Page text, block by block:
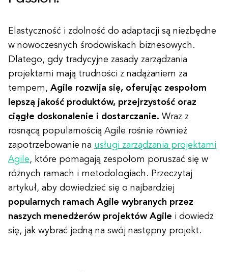
Elastyczność i zdolność do adaptacji są niezbędne
w nowoczesnych środowiskach biznesowych.
Dlatego, gdy tradycyjne zasady zarządzania
projektami mają trudności z nadążaniem za
tempem, Agile rozwija się, oferując zespołom
lepszą jakość produktów, przejrzystość oraz
ciągłe doskonalenie i dostarczanie. Wraz z
rosnącą popularnością Agile rośnie również
zapotrzebowanie na usługi zarządzania projektami
Agile, które pomagają zespołom poruszać się w
różnych ramach i metodologiach. Przeczytaj
artykuł, aby dowiedzieć się o najbardziej
popularnych ramach Agile wybranych przez
naszych menedżerów projektów Agile i dowiedz
się, jak wybrać jedną na swój następny projekt.